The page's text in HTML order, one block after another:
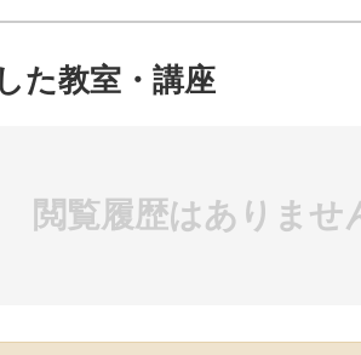
た教室・講座
閲覧履歴はありませ